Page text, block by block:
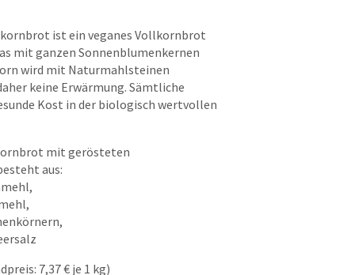
ist ein veganes Vollkornbrot
mit ganzen Sonnenblumenkernen
wird mit Naturmahlsteinen
keine Erwärmung. Sämtliche
Kost in der biologisch wertvollen
mit gerösteten
aus:
7,37 € je 1 kg)